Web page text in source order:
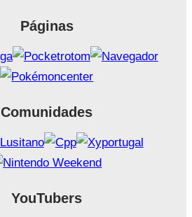
Páginas
Comunidades
YouTubers